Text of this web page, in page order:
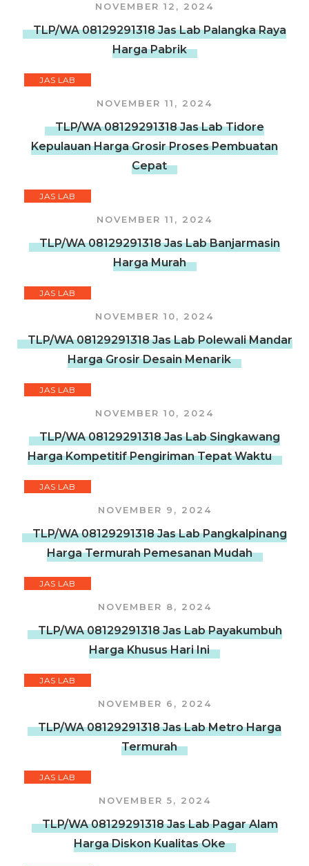
NOVEMBER 12, 2024
TLP/WA 08129291318 Jas Lab Palangka Raya
Harga Pabrik
JAS LAB
NOVEMBER 11, 2024
TLP/WA 08129291318 Jas Lab Tidore
Kepulauan Harga Grosir Proses Pembuatan
Cepat
JAS LAB
NOVEMBER 11, 2024
TLP/WA 08129291318 Jas Lab Banjarmasin
Harga Murah
JAS LAB
NOVEMBER 10, 2024
TLP/WA 08129291318 Jas Lab Polewali Mandar
Harga Grosir Desain Menarik
JAS LAB
NOVEMBER 10, 2024
TLP/WA 08129291318 Jas Lab Singkawang
Harga Kompetitif Pengiriman Tepat Waktu
JAS LAB
NOVEMBER 9, 2024
TLP/WA 08129291318 Jas Lab Pangkalpinang
Harga Termurah Pemesanan Mudah
JAS LAB
NOVEMBER 8, 2024
TLP/WA 08129291318 Jas Lab Payakumbuh
Harga Khusus Hari Ini
JAS LAB
NOVEMBER 6, 2024
TLP/WA 08129291318 Jas Lab Metro Harga
Termurah
JAS LAB
NOVEMBER 5, 2024
TLP/WA 08129291318 Jas Lab Pagar Alam
Harga Diskon Kualitas Oke